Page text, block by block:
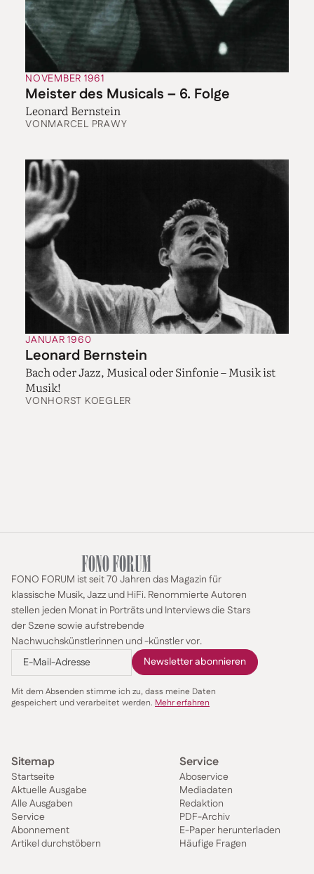
NOVEMBER 1961
Meister des Musicals – 6. Folge
Leonard Bernstein
VONMARCEL PRAWY
JANUAR 1960
Leonard Bernstein
Bach oder Jazz, Musical oder Sinfonie – Musik ist
Musik!
VONHORST KOEGLER
FONO FORUM ist seit 70 Jahren das Magazin für
klassische Musik, Jazz und HiFi. Renommierte Autoren
stellen jeden Monat in Porträts und Interviews die Stars
der Szene sowie aufstrebende
Nachwuchskünstlerinnen und -künstler vor.
Mit dem Absenden stimme ich zu, dass meine Daten
gespeichert und verarbeitet werden. Mehr erfahren
Sitemap
Startseite
Aktuelle Ausgabe
Alle Ausgaben
Service
Abonnement
Artikel durchstöbern
Service
Aboservice
Mediadaten
Redaktion
PDF-Archiv
E-Paper herunterladen
Häufige Fragen